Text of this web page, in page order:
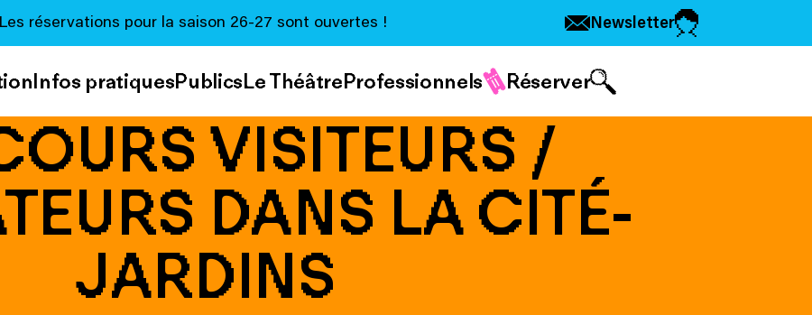
Les réservations pour la saison 26-27 sont ouvertes ! Newsletter
Infos pratiquesPublicsLe ThéâtreProfessionnels Réserver
VISITEURS /
DANS LA CITÉ-
JARDINS